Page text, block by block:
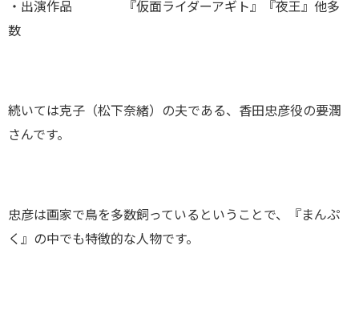
・出演作品 『仮面ライダーアギト』『夜王』他多
数
続いては克子（松下奈緒）の夫である、香田忠彦役の要潤
さんです。
忠彦は画家で鳥を多数飼っているということで、『まんぷ
く』の中でも特徴的な人物です。